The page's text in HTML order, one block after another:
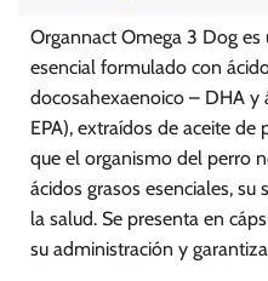
Organnact Omega 3 Dog
esencial formulado con
docosahexaenoico – DHA y
EPA), extraídos de aceite de
que el organismo del perro
ácidos grasos esenciales,
la salud. Se presenta en
su administración y